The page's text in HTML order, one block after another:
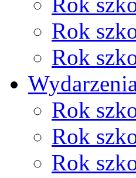
Rok
Rok
Rok
Rok
Rok